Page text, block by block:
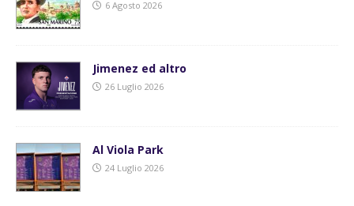
6 Agosto 2026
Jimenez ed altro
26 Luglio 2026
Al Viola Park
24 Luglio 2026